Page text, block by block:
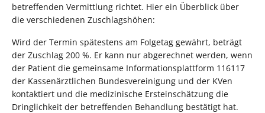
betreffenden Vermittlung richtet. Hier ein Überblick über
die verschiedenen Zuschlagshöhen:
Wird der Termin spätestens am Folgetag gewährt, beträgt
der Zuschlag 200 %. Er kann nur abgerechnet werden, wenn
der Patient die gemeinsame Informationsplattform 116117
der Kassenärztlichen Bundesvereinigung und der KVen
kontaktiert und die medizinische Ersteinschätzung die
Dringlichkeit der betreffenden Behandlung bestätigt hat.